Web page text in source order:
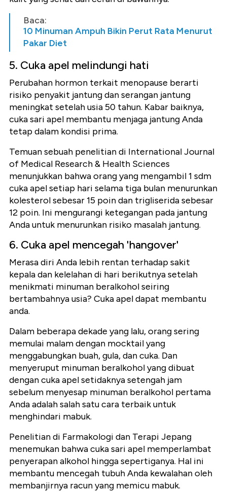
Baca:
10 Minuman Ampuh Bikin Perut Rata Menurut
Pakar Diet
5. Cuka apel melindungi hati
Perubahan hormon terkait menopause berarti
risiko penyakit jantung dan serangan jantung
meningkat setelah usia 50 tahun. Kabar baiknya,
cuka sari apel membantu menjaga jantung Anda
tetap dalam kondisi prima.
Temuan sebuah penelitian di International Journal
of Medical Research & Health Sciences
menunjukkan bahwa orang yang mengambil 1 sdm
cuka apel setiap hari selama tiga bulan menurunkan
kolesterol sebesar 15 poin dan trigliserida sebesar
12 poin. Ini mengurangi ketegangan pada jantung
Anda untuk menurunkan risiko masalah jantung.
6. Cuka apel mencegah 'hangover'
Merasa diri Anda lebih rentan terhadap sakit
kepala dan kelelahan di hari berikutnya setelah
menikmati minuman beralkohol seiring
bertambahnya usia? Cuka apel dapat membantu
anda.
Dalam beberapa dekade yang lalu, orang sering
memulai malam dengan mocktail yang
menggabungkan buah, gula, dan cuka. Dan
menyeruput minuman beralkohol yang dibuat
dengan cuka apel setidaknya setengah jam
sebelum menyesap minuman beralkohol pertama
Anda adalah salah satu cara terbaik untuk
menghindari mabuk.
Penelitian di Farmakologi dan Terapi Jepang
menemukan bahwa cuka sari apel memperlambat
penyerapan alkohol hingga sepertiganya. Hal ini
membantu mencegah tubuh Anda kewalahan oleh
membanjirnya racun yang memicu mabuk.